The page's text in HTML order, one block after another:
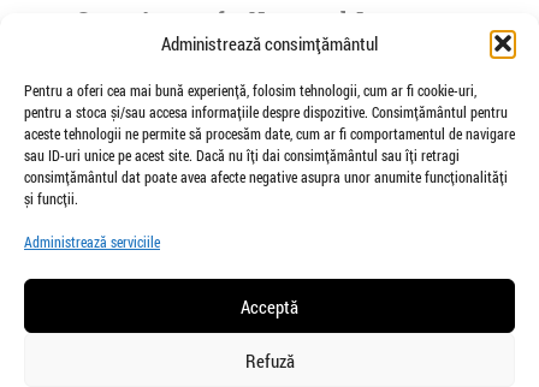
Administrează consimțământul
Pentru a oferi cea mai bună experiență, folosim tehnologii, cum ar fi cookie-uri,
pentru a stoca și/sau accesa informațiile despre dispozitive. Consimțământul pentru
aceste tehnologii ne permite să procesăm date, cum ar fi comportamentul de navigare
sau ID-uri unice pe acest site. Dacă nu îți dai consimțământul sau îți retragi
consimțământul dat poate avea afecte negative asupra unor anumite funcționalități
și funcții.
Administrează serviciile
Acceptă
Refuză
Space Agency for Nocturnal Journeys
to the Origins of the Universe- by
Modulab @POINT
de Veioza Arte
Stefan Tiron is an artist living and working
between Bucharest and Berlin. He is the founder